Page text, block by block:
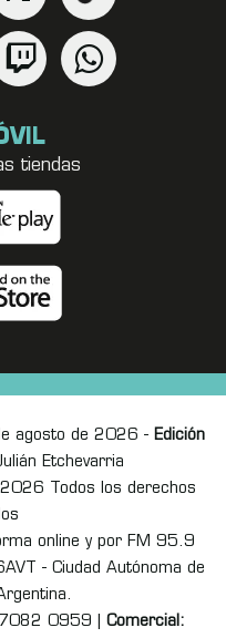
tiendas
agosto de 2026 - Edición
Etchevarria
Todos los derechos
online y por FM 95.9
- Ciudad Autónoma de
0959 | Comercial: